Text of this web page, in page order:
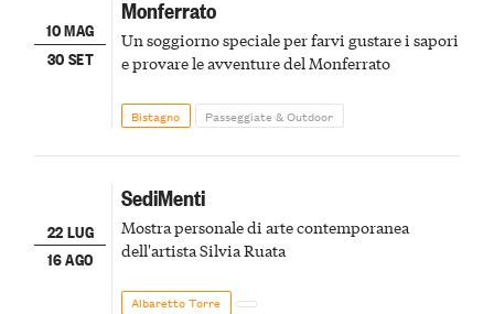
10 MAG
30 SET
Monferrato
Un soggiorno speciale per farvi gustare i sapori
e provare le avventure del Monferrato
Bistagno Passeggiate & Outdoor
22 LUG
16 AGO
SediMenti
Mostra personale di arte contemporanea
dell'artista Silvia Ruata
Albaretto Torre